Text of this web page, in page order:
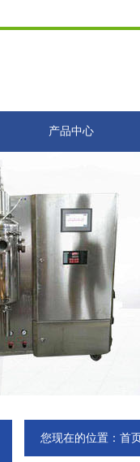
产品中心
您现在的位置： 首